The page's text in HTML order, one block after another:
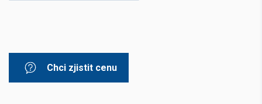
Chci zjistit cenu